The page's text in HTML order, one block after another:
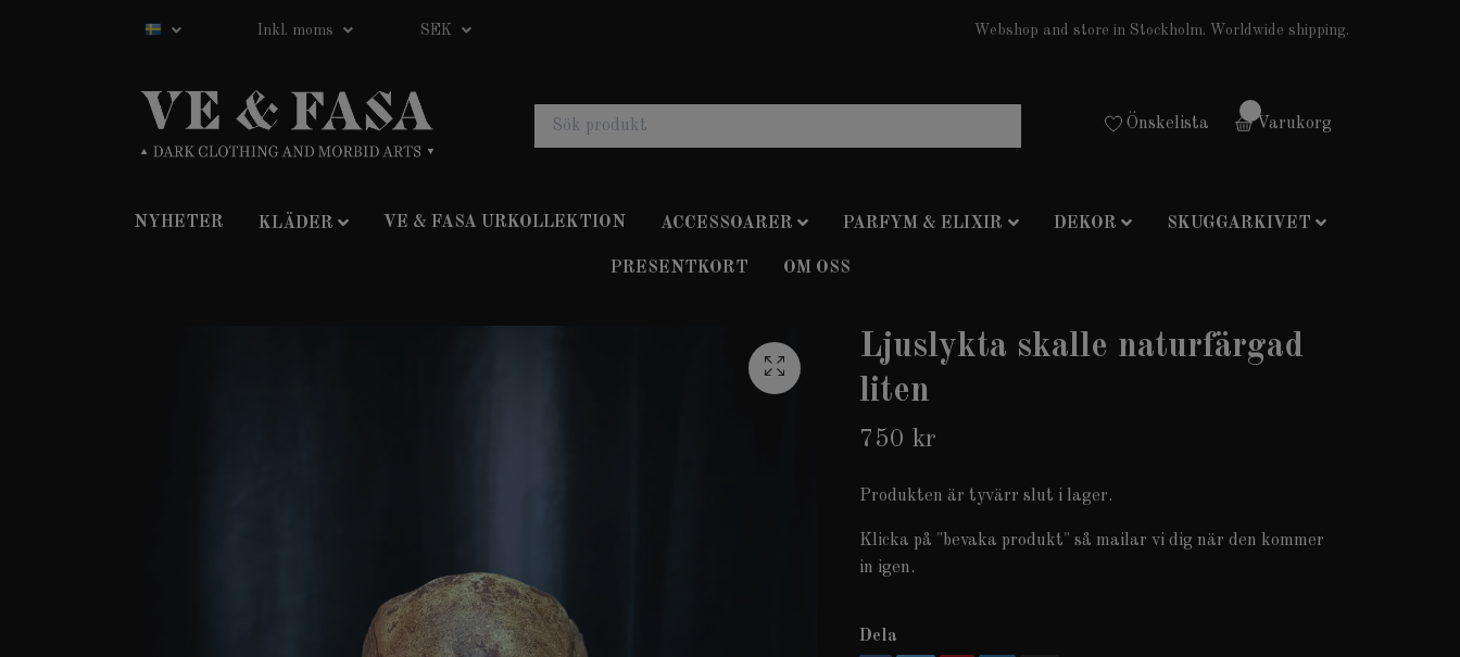
Inkl. moms SEK Webshop and store in Stockholm. Worldwide shipping.
Önskelista Varukorg
NYHETER KLÄDER VE & FASA URKOLLEKTION ACCESSOARER PARFYM & ELIXIR DEKOR SKUGGARKIVET
PRESENTKORT OM OSS
Ljuslykta skalle naturfärgad
liten
750 kr
Produkten är tyvärr slut i lager.
Klicka på "bevaka produkt" så mailar vi dig när den kommer
in igen.
Dela